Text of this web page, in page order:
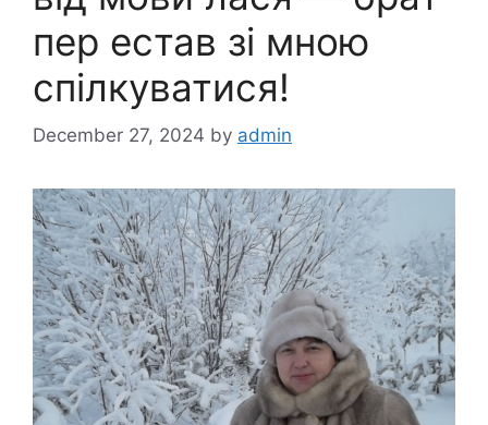
пер естав зі мною
спілкуватися!
December 27, 2024 by admin